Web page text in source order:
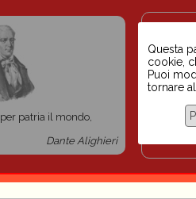
patria il mondo,
Dante Alighieri
Questa
cookie,
Puoi
tornare